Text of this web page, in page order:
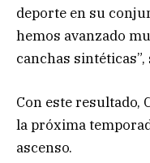
deporte en su
hemos avanzado
canchas
Con este resultado,
la próxima
ascenso.